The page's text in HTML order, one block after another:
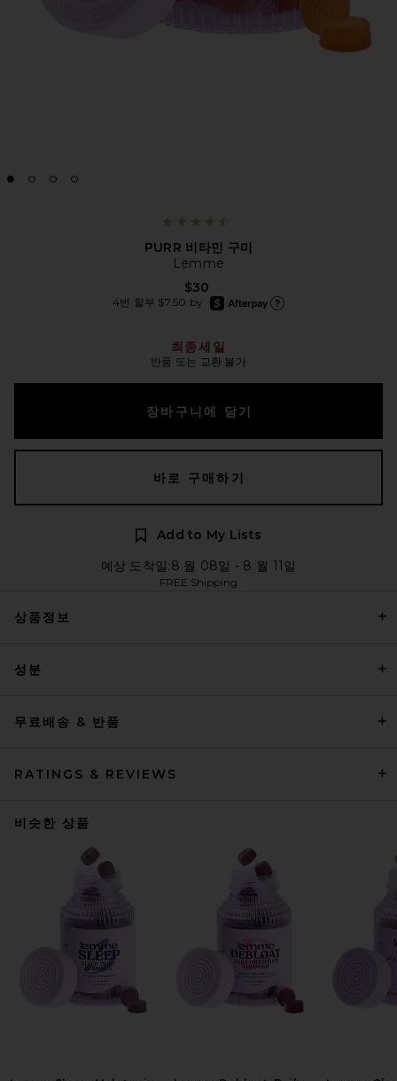
PURR 비타민 구미
Lemme
$30
4번 할부 $7.50 by
afterpay
최종세일
반품 또는 교환 불가
장바구니에 담기
바로 구매하기
Add to My Lists
예상 도착일:8 월 08일 - 8 월 11일
FREE Shipping
상품정보
성분
무료배송 & 반품
RATINGS & REVIEWS
비슷한 상품